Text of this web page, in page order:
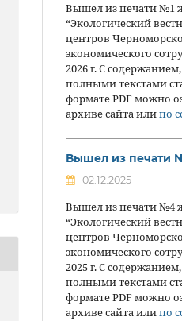
Вышел из печати №1
“Экологический
центров
экономического
2026 г. С
полными текстами
формате PDF можно
архиве сайта илипо
Вышел из печати
02.12.2025
Вышел из печати №4
“Экологический
центров
экономического
2025 г. С
полными текстами
формате PDF можно
архиве сайта илипо